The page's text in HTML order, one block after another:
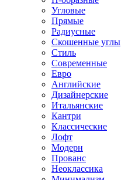
Угловые
Прямые
Радиусные
Скошенные углы
Стиль
Современные
Евро
Английские
Дизайнерские
Итальянские
Кантри
Классические
Лофт
Модерн
Прованс
Неоклассика